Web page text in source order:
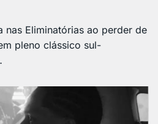
nas Eliminatórias ao perder de
pleno clássico sul-